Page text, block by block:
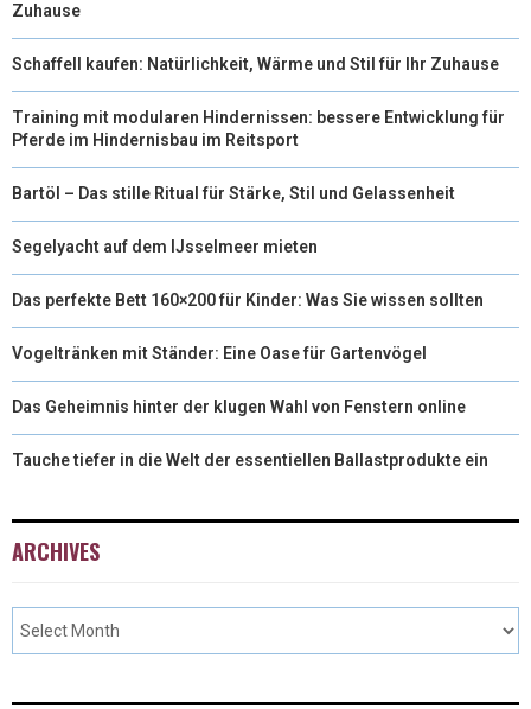
Zuhause
Schaffell kaufen: Natürlichkeit, Wärme und Stil für Ihr Zuhause
Training mit modularen Hindernissen: bessere Entwicklung für
Pferde im Hindernisbau im Reitsport
Bartöl – Das stille Ritual für Stärke, Stil und Gelassenheit
Segelyacht auf dem IJsselmeer mieten
Das perfekte Bett 160×200 für Kinder: Was Sie wissen sollten
Vogeltränken mit Ständer: Eine Oase für Gartenvögel
Das Geheimnis hinter der klugen Wahl von Fenstern online
Tauche tiefer in die Welt der essentiellen Ballastprodukte ein
ARCHIVES